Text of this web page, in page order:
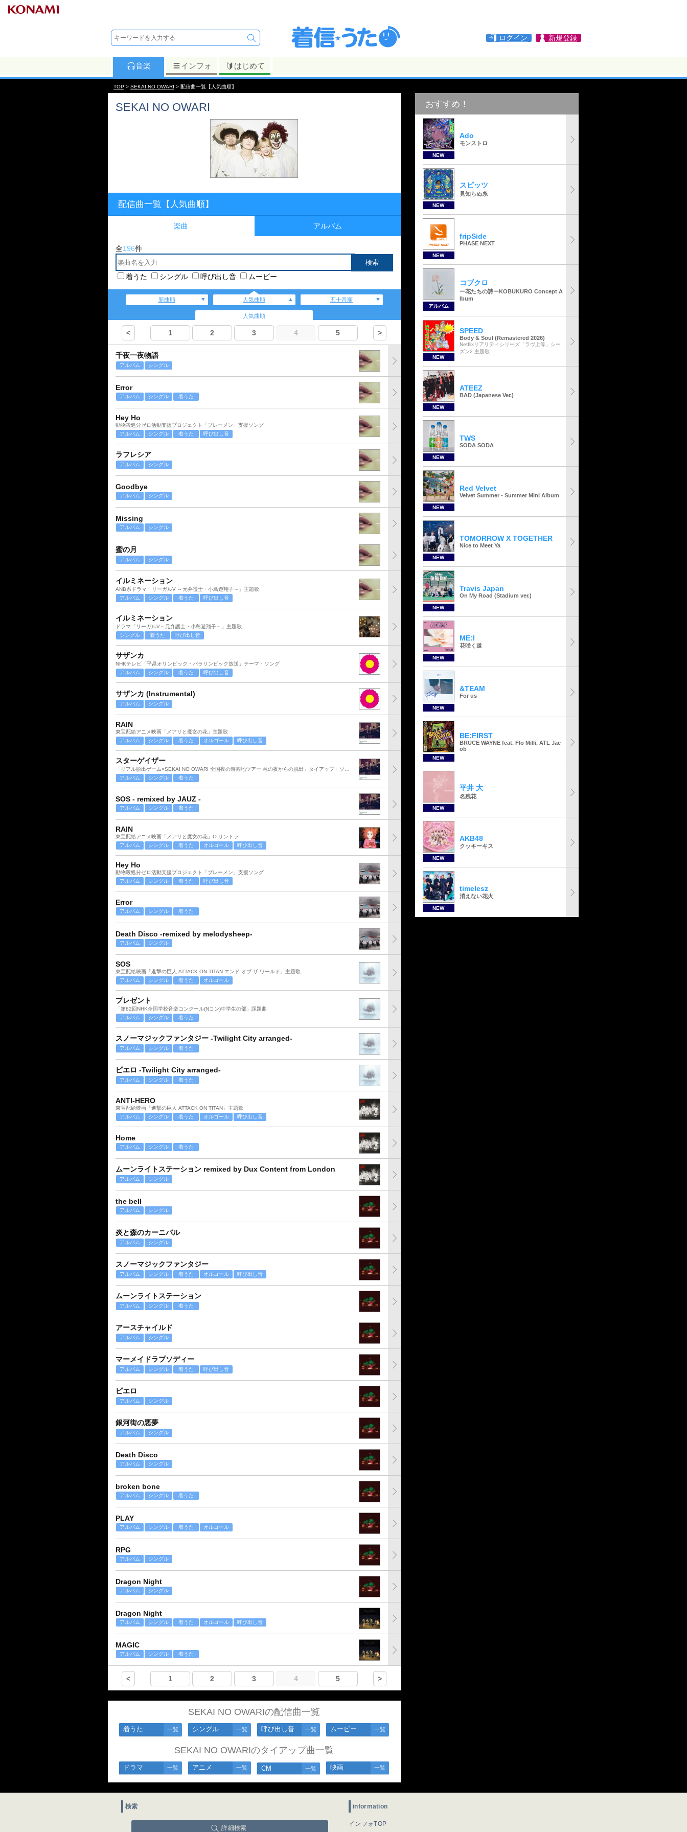
ログイン 新規登録
音楽 インフォ はじめて
TOP > SEKAI NO OWARI > 配信曲一覧【人気曲順】
SEKAI NO OWARI
配信曲一覧【人気曲順】
楽曲 アルバム
全196件
着うた シングル 呼び出し音 ムービー
新曲順 人気曲順 五十音順
人気曲順
< 1 2 3 4 5 >
千夜一夜物語
アルバム シングル
Error
アルバム シングル 着うた
Hey Ho
動物殺処分ゼロ活動支援プロジェクト「ブレーメン」支援ソング
アルバム
シングル 着うた 呼び出し音
ラフレシア
アルバム シングル
Goodbye
アルバム シングル
Missing
アルバム シングル
蜜の月
アルバム シングル
イルミネーション
ANB系ドラマ「リーガルV ～元弁護士・小鳥遊翔子～」主題歌
アルバム
シングル 着うた 呼び出し音
イルミネーション
ドラマ「リーガルV～元弁護士・小鳥遊翔子～」主題歌
シングル
着うた 呼び出し音
サザンカ
NHKテレビ「平昌オリンピック・パラリンピック放送」テーマ・ソング
アルバム
シングル 着うた 呼び出し音
サザンカ (Instrumental)
アルバム シングル
RAIN
東宝配給アニメ映画「メアリと魔女の花」主題歌
アルバム
シングル 着うた オルゴール 呼び出し音
スターゲイザー
「リアル脱出ゲーム×SEKAI NO OWARI 全国夜の遊園地ツアー 竜の夜からの脱出」タイアップ・ソング
アルバム
シングル 着うた
SOS - remixed by JAUZ -
アルバム シングル 着うた
RAIN
東宝配給アニメ映画「メアリと魔女の花」O.サントラ
アルバム
シングル 着うた オルゴール 呼び出し音
Hey Ho
動物殺処分ゼロ活動支援プロジェクト「ブレーメン」支援ソング
アルバム
シングル 着うた 呼び出し音
Error
アルバム シングル 着うた
Death Disco -remixed by melodysheep-
アルバム シングル
SOS
東宝配給映画「進撃の巨人 ATTACK ON TITAN エンド オブ ザ ワールド」主題歌
アルバム
シングル 着うた オルゴール
プレゼント
「第82回NHK全国学校音楽コンクール(Nコン)中学生の部」課題曲
アルバム
シングル 着うた
スノーマジックファンタジー -Twilight City arranged-
アルバム シングル 着うた
ピエロ -Twilight City arranged-
アルバム シングル 着うた
ANTI-HERO
東宝配給映画「進撃の巨人 ATTACK ON TITAN」主題歌
アルバム
シングル 着うた オルゴール 呼び出し音
Home
アルバム シングル 着うた
ムーンライトステーション remixed by Dux Content from London
アルバム シングル
the bell
アルバム シングル
炎と森のカーニバル
アルバム シングル
スノーマジックファンタジー
アルバム シングル 着うた オルゴール 呼び出し音
ムーンライトステーション
アルバム シングル 着うた
アースチャイルド
アルバム シングル
マーメイドラプソディー
アルバム シングル 着うた 呼び出し音
ピエロ
アルバム シングル
銀河街の悪夢
アルバム シングル
Death Disco
アルバム シングル
broken bone
アルバム シングル 着うた
PLAY
アルバム シングル 着うた オルゴール
RPG
アルバム シングル
Dragon Night
アルバム シングル
Dragon Night
アルバム シングル 着うた オルゴール 呼び出し音
MAGIC
アルバム シングル 着うた
< 1 2 3 4 5 >
SEKAI NO OWARIの配信曲一覧
着うた 一覧 シングル 一覧 呼び出し音 一覧 ムービー 一覧
SEKAI NO OWARIのタイアップ曲一覧
ドラマ 一覧 アニメ 一覧 CM 一覧 映画 一覧
おすすめ！
NEW
Ado
モンストロ
NEW
スピッツ
見知らぬ糸
NEW
fripSide
PHASE NEXT
アルバム
コブクロ
ー花たちの詩ーKOBUKURO Concept A
lbum
NEW
SPEED
Body & Soul (Remastered 2026)
Netflixリアリティシリーズ「ラヴ上等」シー
ズン2 主題歌
NEW
ATEEZ
BAD (Japanese Ver.)
NEW
TWS
SODA SODA
NEW
Red Velvet
Velvet Summer - Summer Mini Album
NEW
TOMORROW X TOGETHER
Nice to Meet Ya
NEW
Travis Japan
On My Road (Stadium ver.)
NEW
ME:I
花咲く道
NEW
&TEAM
For us
NEW
BE:FIRST
BRUCE WAYNE feat. Flo Milli, ATL Jac
ob
NEW
平井 大
名残花
NEW
AKB48
クッキーキス
NEW
timelesz
消えない花火
検索
詳細検索
information
インフォTOP